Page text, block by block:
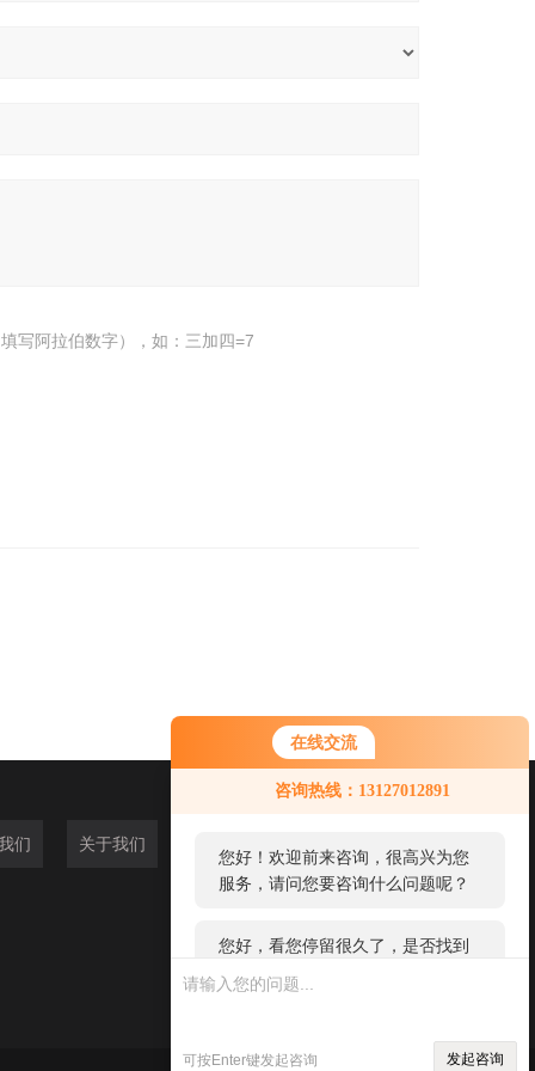
在线交流
咨询热线：13127012891
您好！欢迎前来咨询，很高兴为您
服务，请问您要咨询什么问题呢？
您好，看您停留很久了，是否找到
了需求产品，您可以直接在线与我
可按Enter键发起咨询 发起咨询
写阿拉伯数字），如：三加四=7
们 关于我们